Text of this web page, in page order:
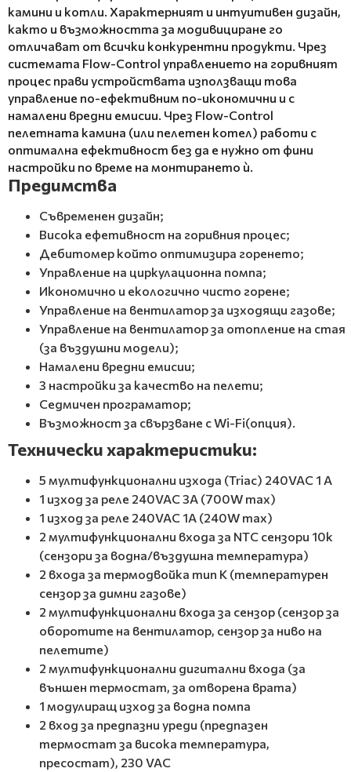
камини и котли. Характерният и интуитивен дизайн,
както и възможността за модивициране го
отличават от всички конкурентни продукти. Чрез
системата Flow-Control управлението на горивният
процес прави устройствата използващи това
управление по-ефективним по-икономични и с
намалени вредни емисии. Чрез Flow-Control
пелетната камина (или пелетен котел) работи с
оптимална ефективност без да е нужно от фини
настройки по време на монтирането ѝ.
Предимства
Съвременен дизайн;
Висока ефетивност на горивния процес;
Дебитомер който оптимизира горенето;
Управление на циркулационна помпа;
Икономично и екологично чисто горене;
Управление на вентилатор за изходящи газове;
Управление на вентилатор за отопление на стая
(за въздушни модели);
Намалени вредни емисии;
3 настройки за качество на пелети;
Седмичен програматор;
Възможност за свързване с Wi-Fi(опция).
Технически характеристики:
5 мултифункционални изхода (Triac) 240VAC 1 A
1 изход за реле 240VAC 3A (700W max)
1 изход за реле 240VAC 1A (240W max)
2 мултифункционални входа за NTC сензори 10k
(сензори за водна/въздушна температура)
2 входа за термодвойка тип K (температурен
сензор за димни газове)
2 мултифункционални входа за сензор (сензор за
оборотите на вентилатор, сензор за ниво на
пелетите)
2 мултифункционални дигитални входа (за
външен термостат, за отворена врата)
1 модулиращ изход за водна помпа
2 вход за предпазни уреди (предпазен
термостат за висока температура,
пресостат), 230 VAC